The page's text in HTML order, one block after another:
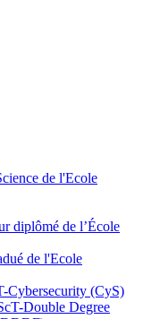
de l'Ecole
diplômé de l’École
de l'Ecole
Cybersecurity (CyS)
Double Degree